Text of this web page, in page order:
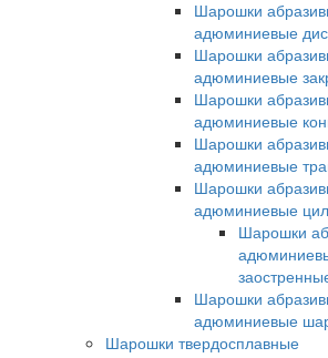
Шарошки
адюминиевые
Шарошки
адюминиевые
Шарошки
адюминиевые
Шарошки
адюминиевые
Шарошки
адюминиевые
Шарошки
Шарошки
адюминиевые
Шарошки твердосплавные